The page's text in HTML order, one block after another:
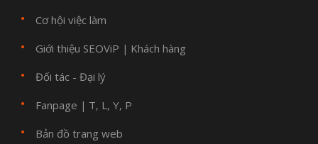
Cơ hội việc làm
Giới thiệu SEOViP | Khách hàng
Đối tác - Đại lý
Fanpage | T, L, Y, P
Bản đồ trang web